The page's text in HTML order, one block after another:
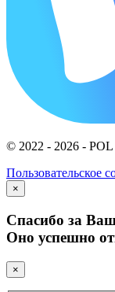
© 2022 - 2026 -
Пользовательское
×
Спасибо за
Оно успешно
×